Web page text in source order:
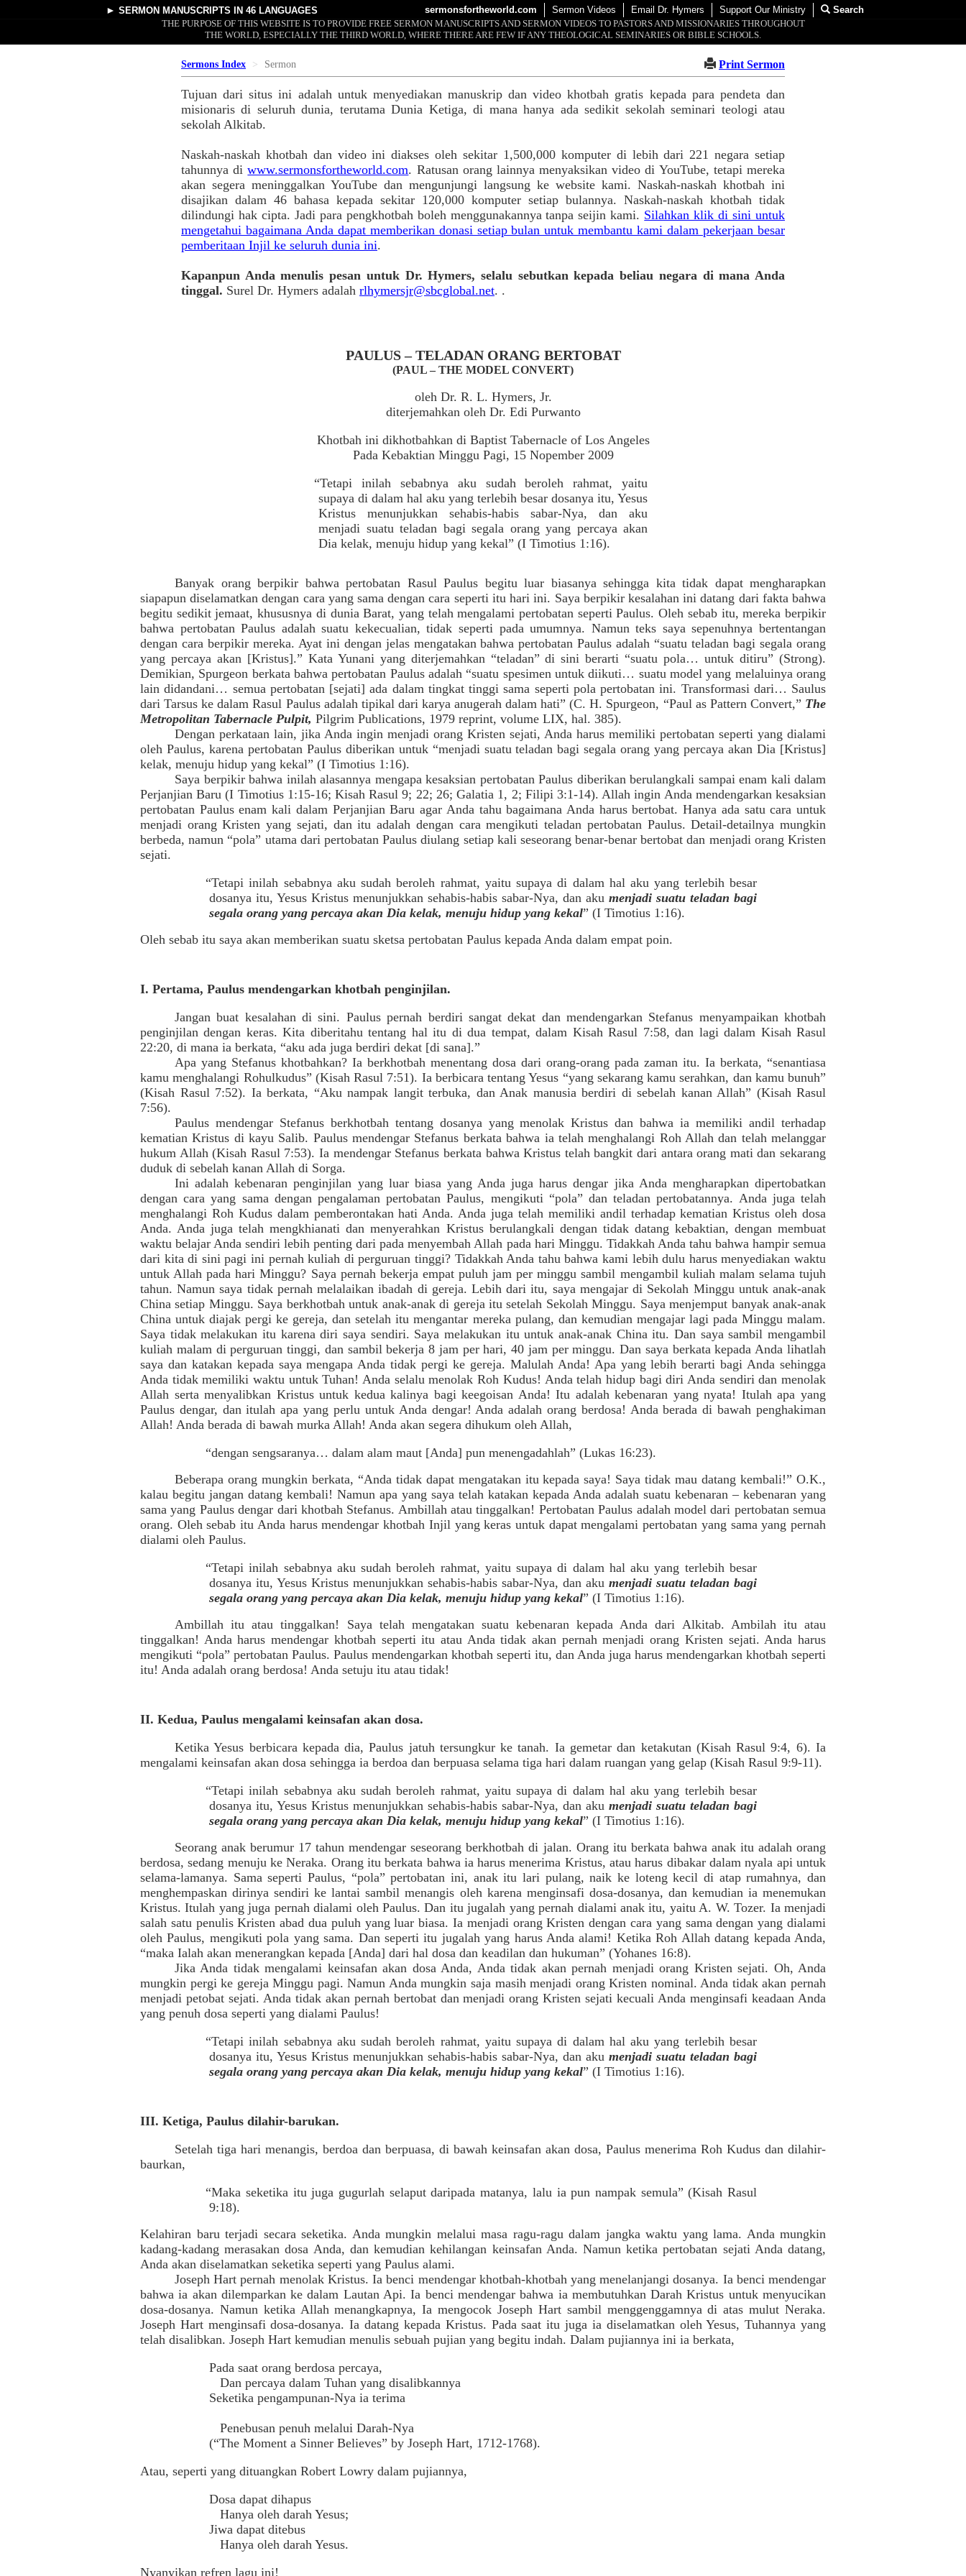
► SERMON MANUSCRIPTS IN 46 LANGUAGES sermonsfortheworld.com Sermon Videos Email Dr. Hymers Support Our Ministry
Search
THE PURPOSE OF THIS WEBSITE IS TO PROVIDE FREE SERMON MANUSCRIPTS AND SERMON VIDEOS TO PASTORS AND MISSIONARIES THROUGHOUT
THE WORLD, ESPECIALLY THE THIRD WORLD, WHERE THERE ARE FEW IF ANY THEOLOGICAL SEMINARIES OR BIBLE SCHOOLS.
Sermons Index Sermon Print Sermon
Tujuan dari situs ini adalah untuk menyediakan manuskrip dan video khotbah gratis kepada para pendeta dan
misionaris di seluruh dunia, terutama Dunia Ketiga, di mana hanya ada sedikit sekolah seminari teologi atau
sekolah Alkitab.
Naskah-naskah khotbah dan video ini diakses oleh sekitar 1,500,000 komputer di lebih dari 221 negara setiap
tahunnya diwww.sermonsfortheworld.com. Ratusan orang lainnya menyaksikan video di YouTube, tetapi mereka
akan segera meninggalkan YouTube dan mengunjungi langsung ke website kami. Naskah-naskah khotbah ini
disajikan dalam 46 bahasa kepada sekitar 120,000 komputer setiap bulannya. Naskah-naskah khotbah tidak
dilindungi hak cipta. Jadi para pengkhotbah boleh menggunakannya tanpa seijin kami. Silahkan klik di sini untuk
mengetahui bagaimana Anda dapat memberikan donasi setiap bulan untuk membantu kami dalam pekerjaan besar
pemberitaan Injil ke seluruh dunia ini.
Kapanpun Anda menulis pesan untuk Dr. Hymers, selalu sebutkan kepada beliau negara di mana Anda
tinggal. Surel Dr. Hymers adalah rlhymersjr@sbcglobal.net. .
PAULUS – TELADAN ORANG BERTOBAT
(PAUL – THE MODEL CONVERT)
oleh Dr. R. L. Hymers, Jr.
diterjemahkan oleh Dr. Edi Purwanto
Khotbah ini dikhotbahkan di Baptist Tabernacle of Los Angeles
Pada Kebaktian Minggu Pagi, 15 Nopember 2009
“Tetapi inilah sebabnya aku sudah beroleh rahmat, yaitu
supaya di dalam hal aku yang terlebih besar dosanya itu, Yesus
Kristus menunjukkan sehabis-habis sabar-Nya, dan aku
menjadi suatu teladan bagi segala orang yang percaya akan
Dia kelak, menuju hidup yang kekal” (I Timotius 1:16).
Banyak orang berpikir bahwa pertobatan Rasul Paulus begitu luar biasanya sehingga kita tidak dapat mengharapkan
siapapun diselamatkan dengan cara yang sama dengan cara seperti itu hari ini. Saya berpikir kesalahan ini datang dari fakta bahwa
begitu sedikit jemaat, khususnya di dunia Barat, yang telah mengalami pertobatan seperti Paulus. Oleh sebab itu, mereka berpikir
bahwa pertobatan Paulus adalah suatu kekecualian, tidak seperti pada umumnya. Namun teks saya sepenuhnya bertentangan
dengan cara berpikir mereka. Ayat ini dengan jelas mengatakan bahwa pertobatan Paulus adalah “suatu teladan bagi segala orang
yang percaya akan [Kristus].” Kata Yunani yang diterjemahkan “teladan” di sini berarti “suatu pola… untuk ditiru” (Strong).
Demikian, Spurgeon berkata bahwa pertobatan Paulus adalah “suatu spesimen untuk diikuti… suatu model yang melaluinya orang
lain didandani… semua pertobatan [sejati] ada dalam tingkat tinggi sama seperti pola pertobatan ini. Transformasi dari… Saulus
dari Tarsus ke dalam Rasul Paulus adalah tipikal dari karya anugerah dalam hati” (C. H. Spurgeon, “Paul as Pattern Convert,” The
Metropolitan Tabernacle Pulpit, Pilgrim Publications, 1979 reprint, volume LIX, hal. 385).
Dengan perkataan lain, jika Anda ingin menjadi orang Kristen sejati, Anda harus memiliki pertobatan seperti yang dialami
oleh Paulus, karena pertobatan Paulus diberikan untuk “menjadi suatu teladan bagi segala orang yang percaya akan Dia [Kristus]
kelak, menuju hidup yang kekal” (I Timotius 1:16).
Saya berpikir bahwa inilah alasannya mengapa kesaksian pertobatan Paulus diberikan berulangkali sampai enam kali dalam
Perjanjian Baru (I Timotius 1:15-16; Kisah Rasul 9; 22; 26; Galatia 1, 2; Filipi 3:1-14). Allah ingin Anda mendengarkan kesaksian
pertobatan Paulus enam kali dalam Perjanjian Baru agar Anda tahu bagaimana Anda harus bertobat. Hanya ada satu cara untuk
menjadi orang Kristen yang sejati, dan itu adalah dengan cara mengikuti teladan pertobatan Paulus. Detail-detailnya mungkin
berbeda, namun “pola” utama dari pertobatan Paulus diulang setiap kali seseorang benar-benar bertobat dan menjadi orang Kristen
sejati.
“Tetapi inilah sebabnya aku sudah beroleh rahmat, yaitu supaya di dalam hal aku yang terlebih besar
dosanya itu, Yesus Kristus menunjukkan sehabis-habis sabar-Nya, dan aku menjadi suatu teladan bagi
segala orang yang percaya akan Dia kelak, menuju hidup yang kekal” (I Timotius 1:16).
Oleh sebab itu saya akan memberikan suatu sketsa pertobatan Paulus kepada Anda dalam empat poin.
I. Pertama, Paulus mendengarkan khotbah penginjilan.
Jangan buat kesalahan di sini. Paulus pernah berdiri sangat dekat dan mendengarkan Stefanus menyampaikan khotbah
penginjilan dengan keras. Kita diberitahu tentang hal itu di dua tempat, dalam Kisah Rasul 7:58, dan lagi dalam Kisah Rasul
22:20, di mana ia berkata, “aku ada juga berdiri dekat [di sana].”
Apa yang Stefanus khotbahkan? Ia berkhotbah menentang dosa dari orang-orang pada zaman itu. Ia berkata, “senantiasa
kamu menghalangi Rohulkudus” (Kisah Rasul 7:51). Ia berbicara tentang Yesus “yang sekarang kamu serahkan, dan kamu bunuh”
(Kisah Rasul 7:52). Ia berkata, “Aku nampak langit terbuka, dan Anak manusia berdiri di sebelah kanan Allah” (Kisah Rasul
7:56).
Paulus mendengar Stefanus berkhotbah tentang dosanya yang menolak Kristus dan bahwa ia memiliki andil terhadap
kematian Kristus di kayu Salib. Paulus mendengar Stefanus berkata bahwa ia telah menghalangi Roh Allah dan telah melanggar
hukum Allah (Kisah Rasul 7:53). Ia mendengar Stefanus berkata bahwa Kristus telah bangkit dari antara orang mati dan sekarang
duduk di sebelah kanan Allah di Sorga.
Ini adalah kebenaran penginjilan yang luar biasa yang Anda juga harus dengar jika Anda mengharapkan dipertobatkan
dengan cara yang sama dengan pengalaman pertobatan Paulus, mengikuti “pola” dan teladan pertobatannya. Anda juga telah
menghalangi Roh Kudus dalam pemberontakan hati Anda. Anda juga telah memiliki andil terhadap kematian Kristus oleh dosa
Anda. Anda juga telah mengkhianati dan menyerahkan Kristus berulangkali dengan tidak datang kebaktian, dengan membuat
waktu belajar Anda sendiri lebih penting dari pada menyembah Allah pada hari Minggu. Tidakkah Anda tahu bahwa hampir semua
dari kita di sini pagi ini pernah kuliah di perguruan tinggi? Tidakkah Anda tahu bahwa kami lebih dulu harus menyediakan waktu
untuk Allah pada hari Minggu? Saya pernah bekerja empat puluh jam per minggu sambil mengambil kuliah malam selama tujuh
tahun. Namun saya tidak pernah melalaikan ibadah di gereja. Lebih dari itu, saya mengajar di Sekolah Minggu untuk anak-anak
China setiap Minggu. Saya berkhotbah untuk anak-anak di gereja itu setelah Sekolah Minggu. Saya menjemput banyak anak-anak
China untuk diajak pergi ke gereja, dan setelah itu mengantar mereka pulang, dan kemudian mengajar lagi pada Minggu malam.
Saya tidak melakukan itu karena diri saya sendiri. Saya melakukan itu untuk anak-anak China itu. Dan saya sambil mengambil
kuliah malam di perguruan tinggi, dan sambil bekerja 8 jam per hari, 40 jam per minggu. Dan saya berkata kepada Anda lihatlah
saya dan katakan kepada saya mengapa Anda tidak pergi ke gereja. Malulah Anda! Apa yang lebih berarti bagi Anda sehingga
Anda tidak memiliki waktu untuk Tuhan! Anda selalu menolak Roh Kudus! Anda telah hidup bagi diri Anda sendiri dan menolak
Allah serta menyalibkan Kristus untuk kedua kalinya bagi keegoisan Anda! Itu adalah kebenaran yang nyata! Itulah apa yang
Paulus dengar, dan itulah apa yang perlu untuk Anda dengar! Anda adalah orang berdosa! Anda berada di bawah penghakiman
Allah! Anda berada di bawah murka Allah! Anda akan segera dihukum oleh Allah,
“dengan sengsaranya… dalam alam maut [Anda] pun menengadahlah” (Lukas 16:23).
Beberapa orang mungkin berkata, “Anda tidak dapat mengatakan itu kepada saya! Saya tidak mau datang kembali!” O.K.,
kalau begitu jangan datang kembali! Namun apa yang saya telah katakan kepada Anda adalah suatu kebenaran – kebenaran yang
sama yang Paulus dengar dari khotbah Stefanus. Ambillah atau tinggalkan! Pertobatan Paulus adalah model dari pertobatan semua
orang. Oleh sebab itu Anda harus mendengar khotbah Injil yang keras untuk dapat mengalami pertobatan yang sama yang pernah
dialami oleh Paulus.
“Tetapi inilah sebabnya aku sudah beroleh rahmat, yaitu supaya di dalam hal aku yang terlebih besar
dosanya itu, Yesus Kristus menunjukkan sehabis-habis sabar-Nya, dan aku menjadi suatu teladan bagi
segala orang yang percaya akan Dia kelak, menuju hidup yang kekal” (I Timotius 1:16).
Ambillah itu atau tinggalkan! Saya telah mengatakan suatu kebenaran kepada Anda dari Alkitab. Ambilah itu atau
tinggalkan! Anda harus mendengar khotbah seperti itu atau Anda tidak akan pernah menjadi orang Kristen sejati. Anda harus
mengikuti “pola” pertobatan Paulus. Paulus mendengarkan khotbah seperti itu, dan Anda juga harus mendengarkan khotbah seperti
itu! Anda adalah orang berdosa! Anda setuju itu atau tidak!
II. Kedua, Paulus mengalami keinsafan akan dosa.
Ketika Yesus berbicara kepada dia, Paulus jatuh tersungkur ke tanah. Ia gemetar dan ketakutan (Kisah Rasul 9:4, 6). Ia
mengalami keinsafan akan dosa sehingga ia berdoa dan berpuasa selama tiga hari dalam ruangan yang gelap (Kisah Rasul 9:9-11).
“Tetapi inilah sebabnya aku sudah beroleh rahmat, yaitu supaya di dalam hal aku yang terlebih besar
dosanya itu, Yesus Kristus menunjukkan sehabis-habis sabar-Nya, dan aku menjadi suatu teladan bagi
segala orang yang percaya akan Dia kelak, menuju hidup yang kekal” (I Timotius 1:16).
Seorang anak berumur 17 tahun mendengar seseorang berkhotbah di jalan. Orang itu berkata bahwa anak itu adalah orang
berdosa, sedang menuju ke Neraka. Orang itu berkata bahwa ia harus menerima Kristus, atau harus dibakar dalam nyala api untuk
selama-lamanya. Sama seperti Paulus, “pola” pertobatan ini, anak itu lari pulang, naik ke loteng kecil di atap rumahnya, dan
menghempaskan dirinya sendiri ke lantai sambil menangis oleh karena menginsafi dosa-dosanya, dan kemudian ia menemukan
Kristus. Itulah yang juga pernah dialami oleh Paulus. Dan itu jugalah yang pernah dialami anak itu, yaitu A. W. Tozer. Ia menjadi
salah satu penulis Kristen abad dua puluh yang luar biasa. Ia menjadi orang Kristen dengan cara yang sama dengan yang dialami
oleh Paulus, mengikuti pola yang sama. Dan seperti itu jugalah yang harus Anda alami! Ketika Roh Allah datang kepada Anda,
“maka Ialah akan menerangkan kepada [Anda] dari hal dosa dan keadilan dan hukuman” (Yohanes 16:8).
Jika Anda tidak mengalami keinsafan akan dosa Anda, Anda tidak akan pernah menjadi orang Kristen sejati. Oh, Anda
mungkin pergi ke gereja Minggu pagi. Namun Anda mungkin saja masih menjadi orang Kristen nominal. Anda tidak akan pernah
menjadi petobat sejati. Anda tidak akan pernah bertobat dan menjadi orang Kristen sejati kecuali Anda menginsafi keadaan Anda
yang penuh dosa seperti yang dialami Paulus!
“Tetapi inilah sebabnya aku sudah beroleh rahmat, yaitu supaya di dalam hal aku yang terlebih besar
dosanya itu, Yesus Kristus menunjukkan sehabis-habis sabar-Nya, dan aku menjadi suatu teladan bagi
segala orang yang percaya akan Dia kelak, menuju hidup yang kekal” (I Timotius 1:16).
III. Ketiga, Paulus dilahir-barukan.
Setelah tiga hari menangis, berdoa dan berpuasa, di bawah keinsafan akan dosa, Paulus menerima Roh Kudus dan dilahir-
baurkan,
“Maka seketika itu juga gugurlah selaput daripada matanya, lalu ia pun nampak semula” (Kisah Rasul
9:18).
Kelahiran baru terjadi secara seketika. Anda mungkin melalui masa ragu-ragu dalam jangka waktu yang lama. Anda mungkin
kadang-kadang merasakan dosa Anda, dan kemudian kehilangan keinsafan Anda. Namun ketika pertobatan sejati Anda datang,
Anda akan diselamatkan seketika seperti yang Paulus alami.
Joseph Hart pernah menolak Kristus. Ia benci mendengar khotbah-khotbah yang menelanjangi dosanya. Ia benci mendengar
bahwa ia akan dilemparkan ke dalam Lautan Api. Ia benci mendengar bahwa ia membutuhkan Darah Kristus untuk menyucikan
dosa-dosanya. Namun ketika Allah menangkapnya, Ia mengocok Joseph Hart sambil menggenggamnya di atas mulut Neraka.
Joseph Hart menginsafi dosa-dosanya. Ia datang kepada Kristus. Pada saat itu juga ia diselamatkan oleh Yesus, Tuhannya yang
telah disalibkan. Joseph Hart kemudian menulis sebuah pujian yang begitu indah. Dalam pujiannya ini ia berkata,
Pada saat orang berdosa percaya,
Dan percaya dalam Tuhan yang disalibkannya
Seketika pengampunan-Nya ia terima
Penebusan penuh melalui Darah-Nya
(“The Moment a Sinner Believes” by Joseph Hart, 1712-1768).
Atau, seperti yang dituangkan Robert Lowry dalam pujiannya,
Dosa dapat dihapus
Hanya oleh darah Yesus;
Jiwa dapat ditebus
Hanya oleh darah Yesus.
Nyanyikan refren lagu ini!